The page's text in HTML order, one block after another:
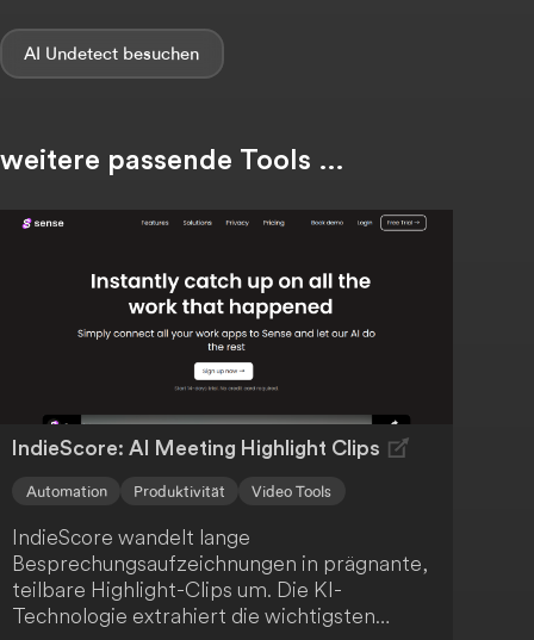
AI Undetect
weitere passende Tools …
IndieScore: AI Meeting Highlight Clips
Automation Produktivität Video Tools
IndieScore wandelt lange
Besprechungsaufzeichnungen in prägnante,
teilbare Highlight-Clips um. Die KI-
Technologie extrahiert die wichtigsten